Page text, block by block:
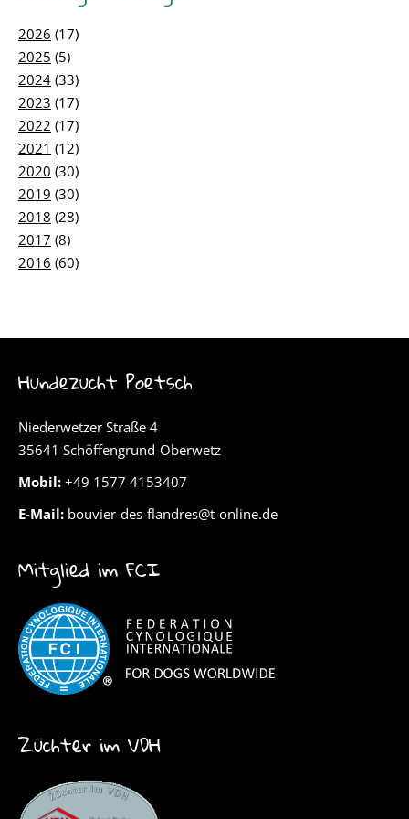
2026 (17)
2025 (5)
2024 (33)
2023 (17)
2022 (17)
2021 (12)
2020 (30)
2019 (30)
2018 (28)
2017 (8)
2016 (60)
Hundezucht Poetsch
Niederwetzer Straße 4
35641 Schöffengrund-Oberwetz
Mobil: +49 1577 4153407
E-Mail: bouvier-des-flandres@t-online.de
Mitglied im FCI
Züchter im VDH